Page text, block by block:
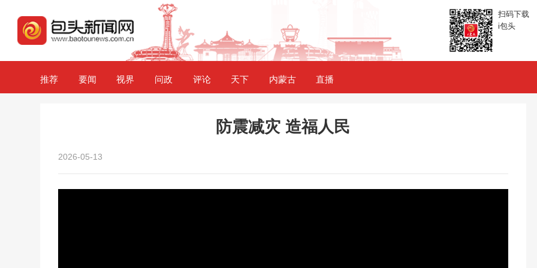
扫码下载
i包头
推荐 要闻 视界 问政 评论 天下 内蒙古 直播
防震减灾 造福人民
2026-05-13